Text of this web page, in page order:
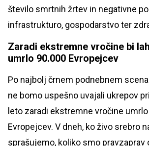
število smrtnih žrtev in negativne
infrastrukturo, gospodarstvo ter
Zaradi ekstremne vročine bi
umrlo 90.000 Evropejcev
Po najbolj črnem podnebnem
ne bomo uspešno uvajali ukrepov
leto zaradi ekstremne vročine
Evropejcev. V dneh, ko živo srebro
sprašujemo, koliko smo pravzaprav